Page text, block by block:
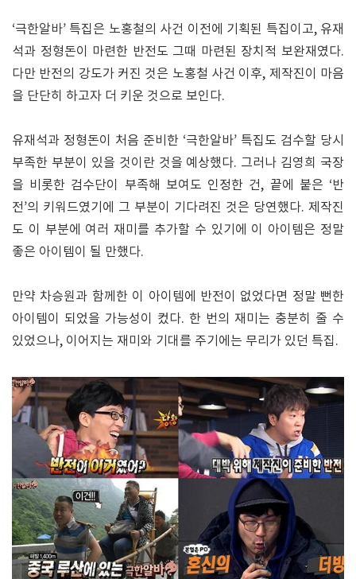
‘극한알바’ 특집은 노홍철의 사건 이전에 기획된 특집이고, 유재
석과 정형돈이 마련한 반전도 그때 마련된 장치적 보완재였다.
다만 반전의 강도가 커진 것은 노홍철 사건 이후, 제작진이 마음
을 단단히 하고자 더 키운 것으로 보인다.
유재석과 정형돈이 처음 준비한 ‘극한알바’ 특집도 검수할 당시
부족한 부분이 있을 것이란 것을 예상했다. 그러나 김영희 국장
을 비롯한 검수단이 부족해 보여도 인정한 건, 끝에 붙은 ‘반
전’의 키워드였기에 그 부분이 기다려진 것은 당연했다. 제작진
도 이 부분에 여러 재미를 추가할 수 있기에 이 아이템은 정말
좋은 아이템이 될 만했다.
만약 차승원과 함께한 이 아이템에 반전이 없었다면 정말 뻔한
아이템이 되었을 가능성이 컸다. 한 번의 재미는 충분히 줄 수
있었으나, 이어지는 재미와 기대를 주기에는 무리가 있던 특집.